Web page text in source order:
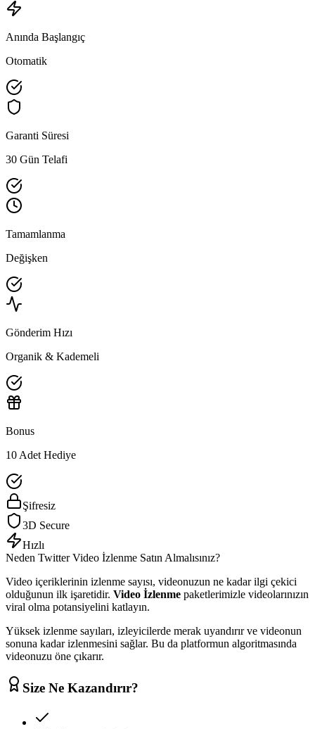
Anında Başlangıç
Otomatik
Garanti Süresi
30 Gün Telafi
Tamamlanma
Değişken
Gönderim Hızı
Organik & Kademeli
Bonus
10 Adet Hediye
Şifresiz
3D Secure
Hızlı
Neden Twitter Video İzlenme Satın Almalısınız?
Video içeriklerinin izlenme sayısı, videonuzun ne kadar ilgi çekici
olduğunun ilk işaretidir. Video İzlenme paketlerimizle videolarınızın
viral olma potansiyelini katlayın.
Yüksek izlenme sayıları, izleyicilerde merak uyandırır ve videonun
sonuna kadar izlenmesini sağlar. Bu da platformun algoritmasında
videonuzu öne çıkarır.
Size Ne Kazandırır?